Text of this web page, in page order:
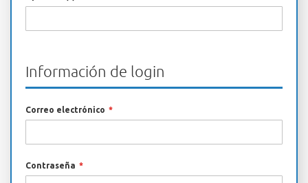
Información de login
Correo electrónico
Contraseña